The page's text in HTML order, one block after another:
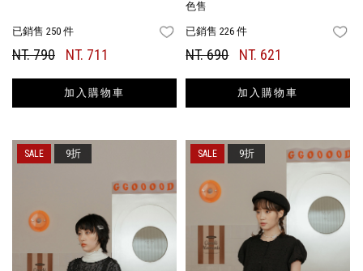
已銷售 250 件 FAVORITES
NT. 790 NT. 711
加入購物車
色售
已銷售 226 件
NT. 690 NT. 621
加入購物車
9折 9折